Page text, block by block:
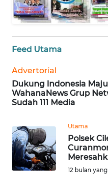
Feed Utama
Advertorial
Dukung Indonesia
WahanaNews Grup
Sudah 111 Media
Utama
Polsek
12 bulan
WN
PAPUA
PAPUA
WN
RIAU
WN
SERAMBI
WN
JAMBI